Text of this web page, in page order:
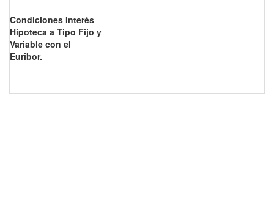
Condiciones Interés
Hipoteca a Tipo Fijo y
Variable con el
Euribor.